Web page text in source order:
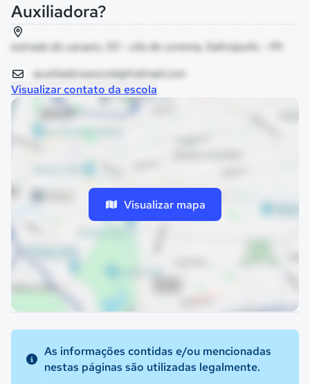
Auxiliadora?
estrada do caraxio, 50 - vila de corema, Salinópolis - PA
auxiliadora.escola@hotmail.com
Visualizar contato da escola
Visualizar mapa
As informações contidas e/ou mencionadas
nestas páginas são utilizadas legalmente.